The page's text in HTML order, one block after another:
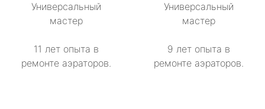
Универсальный
мастер
11 лет опыта в
ремонте аэраторов.
Универсальный
мастер
9 лет опыта в
ремонте аэраторов.